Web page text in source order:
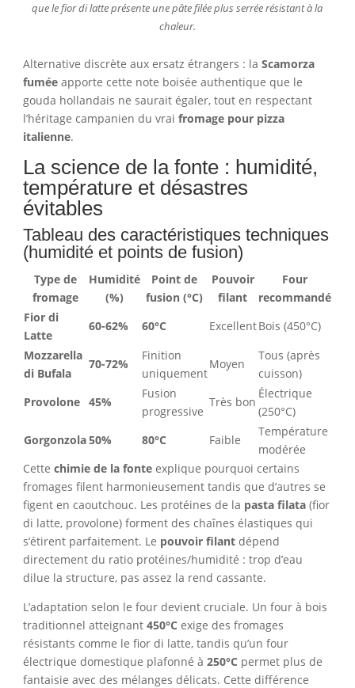
que le fior di latte présente une pâte filée plus serrée résistant à la
chaleur.
Alternative discrète aux ersatz étrangers : la Scamorza
fuméeapporte cette note boisée authentique que le
gouda hollandais ne saurait égaler, tout en respectant
l’héritage campanien du vrai fromage pour pizza
italienne.
La science de la fonte : humidité,
température et désastres
évitables
Tableau des caractéristiques techniques
(humidité et points de fusion)
Type de
fromage
Humidité
(%)
Point de
fusion (°C)
Pouvoir
filant
Four
recommandé
Fior di
Latte
60-62% 60°C ExcellentBois (450°C)
Mozzarella
di Bufala
70-72%
Finition
uniquement
Moyen
Tous (après
cuisson)
Provolone 45%
Fusion
progressive
Très bon
Électrique
(250°C)
Gorgonzola50% 80°C Faible
Température
modérée
Cette chimie de la fonteexplique pourquoi certains
fromages filent harmonieusement tandis que d’autres se
figent en caoutchouc. Les protéines de la pasta filata(fior
di latte, provolone) forment des chaînes élastiques qui
s’étirent parfaitement. Le pouvoir filantdépend
directement du ratio protéines/humidité : trop d’eau
dilue la structure, pas assez la rend cassante.
L’adaptation selon le four devient cruciale. Un four à bois
traditionnel atteignant 450°C exige des fromages
résistants comme le fior di latte, tandis qu’un four
électrique domestique plafonné à 250°C permet plus de
fantaisie avec des mélanges délicats. Cette différence